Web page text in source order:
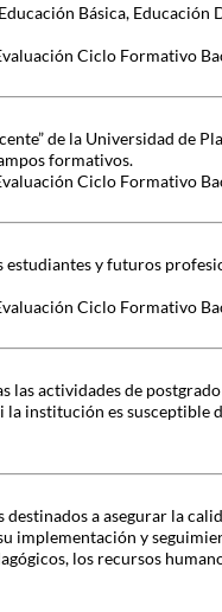
Básica, Educación
Ciclo Formativo
de la Universidad de
formativos.
Ciclo Formativo
y futuros
Ciclo Formativo
actividades de postgrado
institución es susceptible
a asegurar la
implementación y
los recursos